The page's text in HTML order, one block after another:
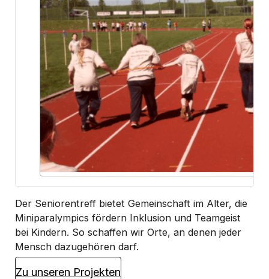
Der Seniorentreff bietet Gemeinschaft im Alter, die
Miniparalympics fördern Inklusion und Teamgeist
bei Kindern. So schaffen wir Orte, an denen jeder
Mensch dazugehören darf.
Zu unseren Projekten